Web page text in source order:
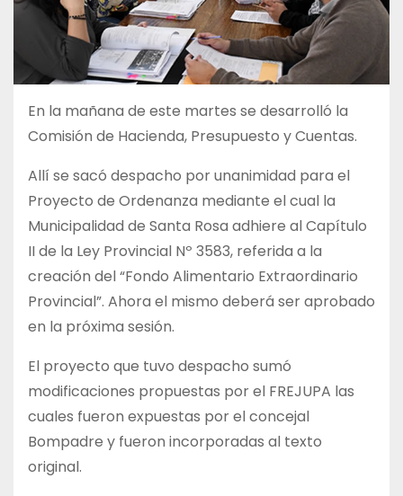
En la mañana de este martes se desarrolló la
Comisión de Hacienda, Presupuesto y Cuentas.
Allí se sacó despacho por unanimidad para el
Proyecto de Ordenanza mediante el cual la
Municipalidad de Santa Rosa adhiere al Capítulo
II de la Ley Provincial Nº 3583, referida a la
creación del “Fondo Alimentario Extraordinario
Provincial”. Ahora el mismo deberá ser aprobado
en la próxima sesión.
El proyecto que tuvo despacho sumó
modificaciones propuestas por el FREJUPA las
cuales fueron expuestas por el concejal
Bompadre y fueron incorporadas al texto
original.